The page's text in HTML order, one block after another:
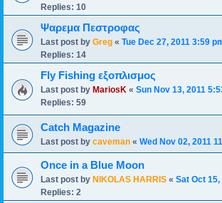
Replies: 10
Ψαρεμα Πεστροφας
Last post by Greg « Tue Dec 27, 2011 3:59
Replies: 14
Fly Fishing εξοπλισμος
Last post by MariosK « Sun Nov 13, 2011
Replies: 59
Catch Magazine
Last post by caveman « Wed Nov 02, 2011
Once in a Blue Moon
Last post by NIKOLAS HARRIS « Sat Oct 15,
Replies: 2